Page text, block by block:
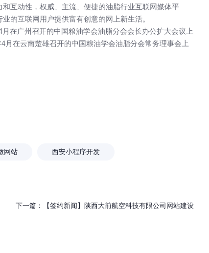
互动性，权威、主流、便捷的油脂行业互联网媒体平
的互联网用户提供富有创意的网上新生活。
广州召开的中国粮油学会油脂分会会长办公扩大会议上
月在云南楚雄召开的中国粮油学会油脂分会常务理事会上
网站 西安小程序开发
下一篇： 【签约新闻】陕西大前航空科技有限公司网站建设